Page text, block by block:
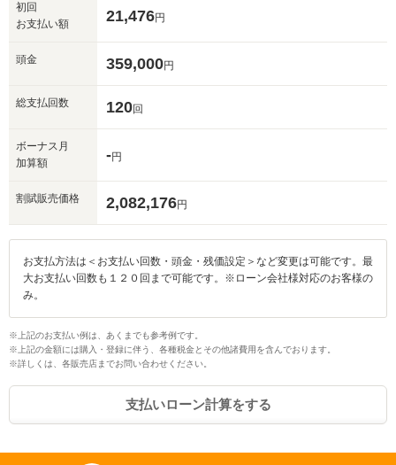
初回
お支払い額
21,476円
頭金 359,000円
総支払回数 120回
ボーナス月
加算額
-円
割賦販売価格 2,082,176円
お支払方法は＜お支払い回数・頭金・残価設定＞など変更は可能です。最
大お支払い回数も１２０回まで可能です。※ローン会社様対応のお客様の
み。
※上記のお支払い例は、あくまでも参考例です。
※上記の金額には購入・登録に伴う、各種税金とその他諸費用を含んでおります。
※詳しくは、各販売店までお問い合わせください。
支払いローン計算をする